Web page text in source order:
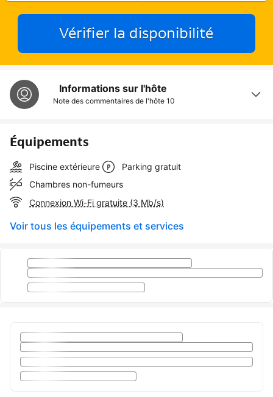
Vérifier la disponibilité
Informations sur l'hôte
Note des commentaires de l'hôte 10
Équipements
Piscine extérieure
Parking gratuit
Chambres non-fumeurs
Connexion Wi-Fi gratuite (3 Mb/s)
Voir tous les équipements et services